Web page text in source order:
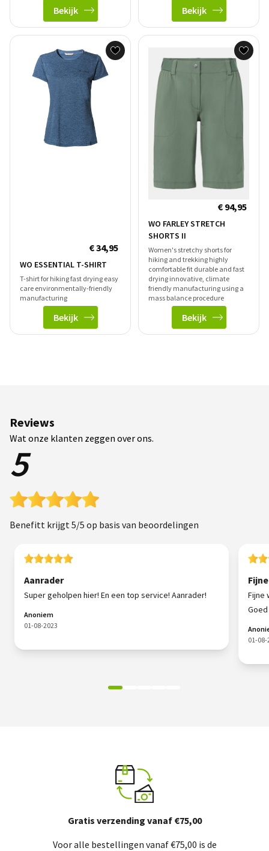
Bekijk Bekijk
€ 34,95
WO ESSENTIAL T-SHIRT
T-shirt for hiking fast drying easy
care environmentally-friendly
manufacturing
Bekijk
€ 94,95
WO FARLEY STRETCH
SHORTS II
Women's stretchy shorts for
hiking and trekking highly
comfortable fit durable and fast
drying innovative, climate
friendly manufacturing using a
mass balance procedure
Bekijk
Reviews
Wat onze klanten zeggen over ons.
5
Benefitt krijgt 5/5 op basis van beoordelingen
Aanrader
Super geholpen hier! En een top service! Aanrader!
Anoniem
01-08-2023
Fijne
01-08-
Gratis verzending vanaf €75,00
Voor alle bestellingen vanaf €75,00 is de